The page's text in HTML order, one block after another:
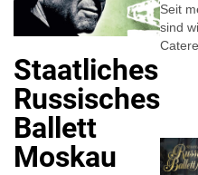
Seit
sind
Staatliches
Russisches
Ballett
Moskau